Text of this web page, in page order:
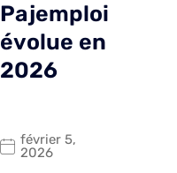
Pajemploi
évolue en
2026
février 5,
2026